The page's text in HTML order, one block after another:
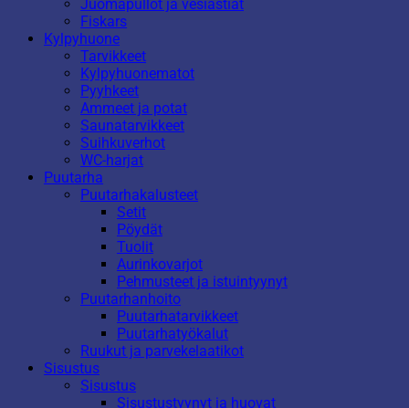
Juomapullot ja vesiastiat
Fiskars
Kylpyhuone
Tarvikkeet
Kylpyhuonematot
Pyyhkeet
Ammeet ja potat
Saunatarvikkeet
Suihkuverhot
WC-harjat
Puutarha
Puutarhakalusteet
Setit
Pöydät
Tuolit
Aurinkovarjot
Pehmusteet ja istuintyynyt
Puutarhanhoito
Puutarhatarvikkeet
Puutarhatyökalut
Ruukut ja parvekelaatikot
Sisustus
Sisustus
Sisustustyynyt ja huovat